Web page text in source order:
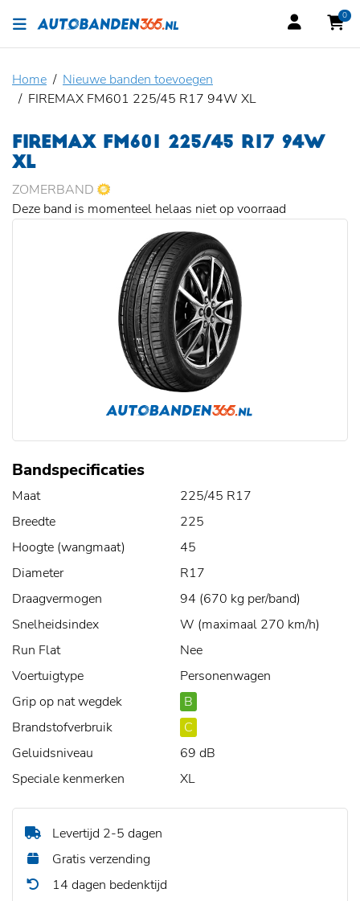
0
Home
Nieuwe banden toevoegen
FIREMAX FM601 225/45 R17 94W XL
FIREMAX FM601 225/45 R17 94W
XL
ZOMERBAND
Deze band is momenteel helaas niet op voorraad
Bandspecificaties
Maat
225/45 R17
Breedte
225
Hoogte (wangmaat)
45
Diameter
R17
Draagvermogen
94 (670 kg per/band)
Snelheidsindex
W (maximaal 270 km/h)
Run Flat
Nee
Voertuigtype
Personenwagen
Grip op nat wegdek
B
Brandstofverbruik
C
Geluidsniveau
69 dB
Speciale kenmerken
XL
Levertijd 2-5 dagen
Gratis verzending
14 dagen bedenktijd